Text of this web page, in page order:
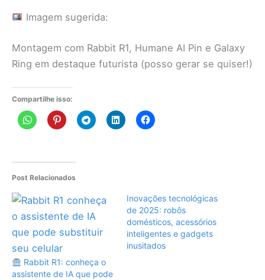
Imagem sugerida:
Montagem com Rabbit R1, Humane AI Pin e Galaxy
Ring em destaque futurista (posso gerar se quiser!)
Compartilhe isso:
Post Relacionados
Rabbit R1: conheça o
assistente de IA que pode
Inovações tecnológicas
de 2025: robôs
domésticos, acessórios
inteligentes e gadgets
inusitados